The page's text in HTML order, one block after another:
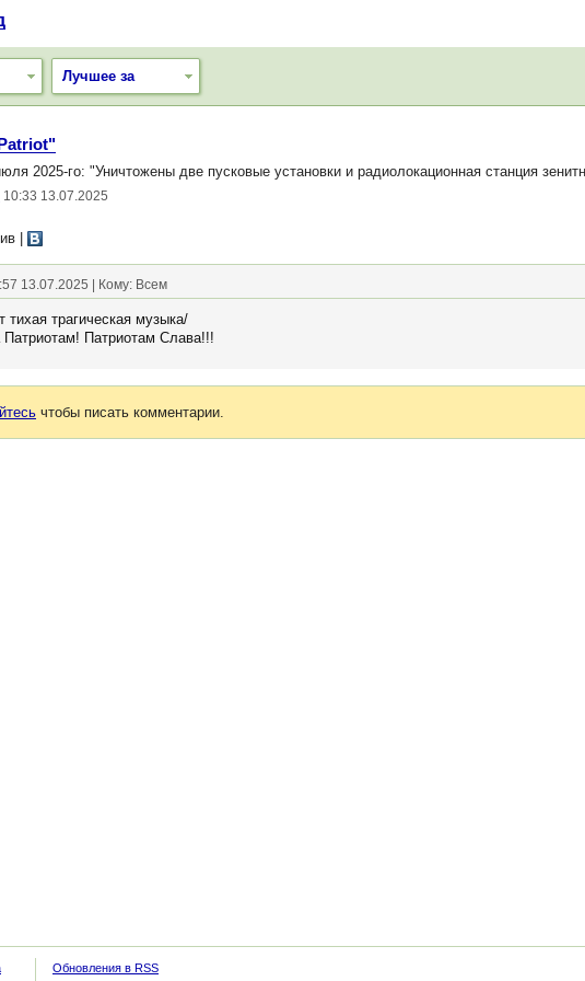
Лучшее за
2025-го: "Уничтожены две пусковые установки и радиолокационная станция
10:33 13.07.2025
13.07.2025 | Кому: Всем
тихая трагическая музыка/
Патриотам Слава!!!
чтобы писать комментарии.
Обновления в RSS